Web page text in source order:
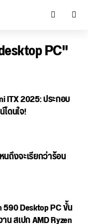
PC"
ITX 2025: ประกอบ
ดนใจ!
นถึงจะเรียกว่าร้อน
590 Desktop PC ขั้น
สเปก AMD Ryzen